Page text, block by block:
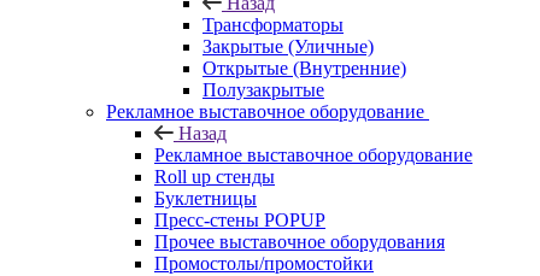
Трансформаторы
Закрытые (Уличные)
Открытые (Внутренние)
Полузакрытые
Рекламное выставочное оборудование
Назад
Рекламное выставочное оборудование
Roll up стенды
Буклетницы
Пресс-стены POPUP
Прочее выставочное оборудования
Промостолы/промостойки